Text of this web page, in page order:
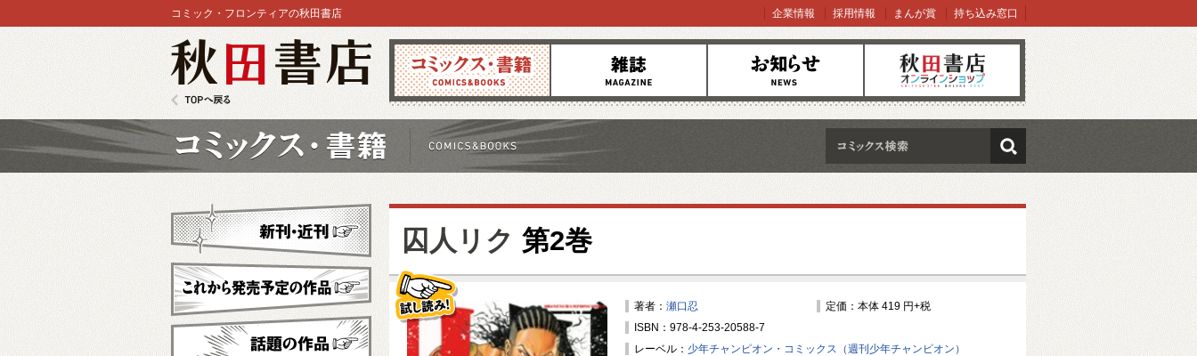
コミックス 雑誌 お知らせ オンラインショップ
コミック・フロンティアの秋田書店 企業情報 採用情報 まんが賞 持ち込み窓口
検索
囚人リク 第2巻
著者： 瀬口忍
定価：本体 419 円+税
ISBN：978-4-253-20588-7
レーベル： 少年チャンピオン・コミックス（週刊少年チャンピオン）
試し読み！
新刊・近刊
これから発売予定